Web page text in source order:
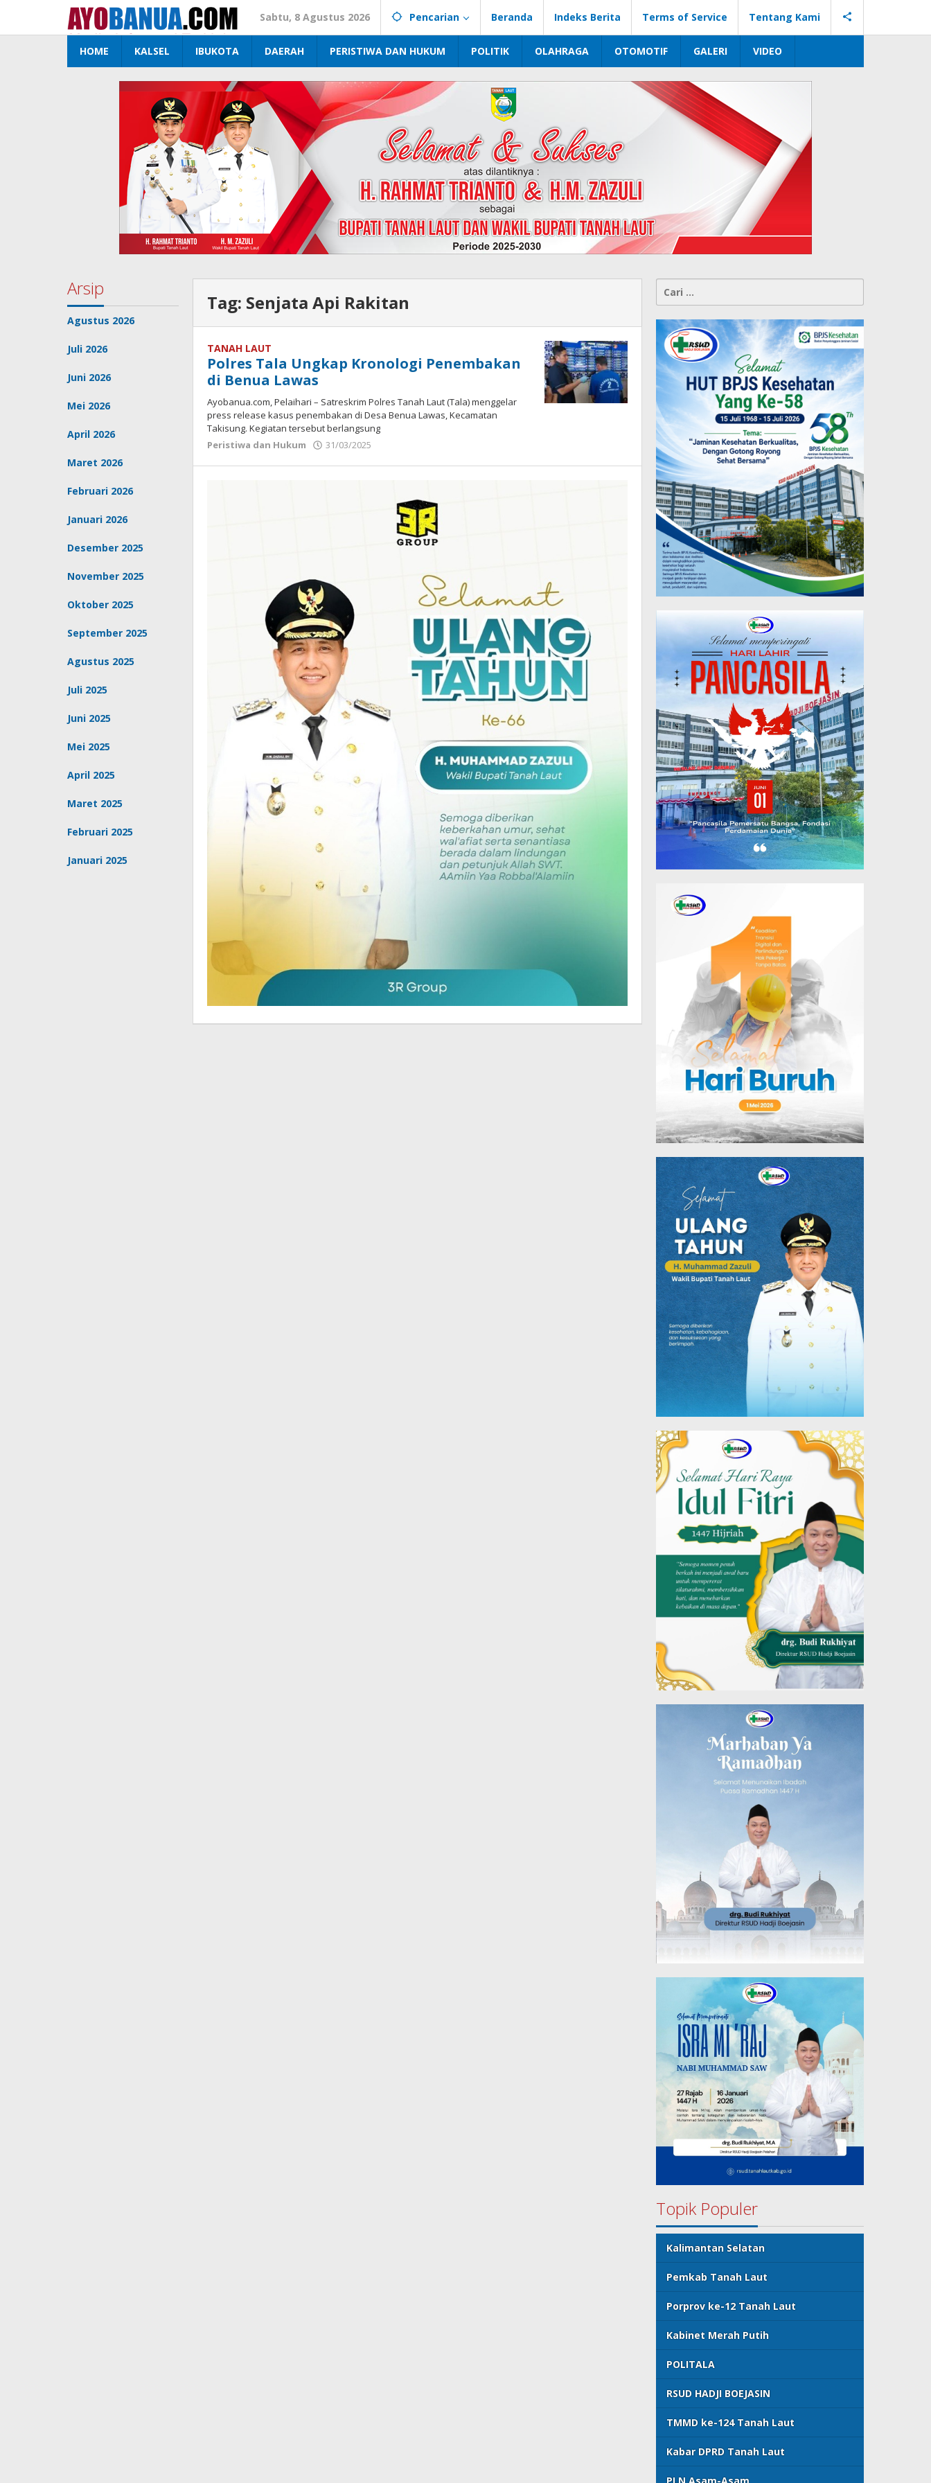
konten
Sabtu, 8 Agustus 2026 Pencarian Beranda Indeks Berita Terms of Service Tentang Kami
HOME KALSEL IBUKOTA DAERAH PERISTIWA DAN HUKUM POLITIK OLAHRAGA OTOMOTIF GALERI VIDEO
Arsip
Agustus 2026
Juli 2026
Juni 2026
Mei 2026
April 2026
Maret 2026
Februari 2026
Januari 2026
Desember 2025
November 2025
Oktober 2025
September 2025
Agustus 2025
Juli 2025
Juni 2025
Mei 2025
April 2025
Maret 2025
Februari 2025
Januari 2025
Tag: Senjata Api Rakitan
TANAH LAUT
Polres Tala Ungkap Kronologi Penembakan
di Benua Lawas
Ayobanua.com, Pelaihari – Satreskrim Polres Tanah Laut (Tala) menggelar
press release kasus penembakan di Desa Benua Lawas, Kecamatan
Takisung. Kegiatan tersebut berlangsung
Peristiwa dan Hukum
31/03/2025
Cari
untuk:
Topik Populer
Kalimantan Selatan
Pemkab Tanah Laut
Porprov ke-12 Tanah Laut
Kabinet Merah Putih
POLITALA
RSUD HADJI BOEJASIN
TMMD ke-124 Tanah Laut
Kabar DPRD Tanah Laut